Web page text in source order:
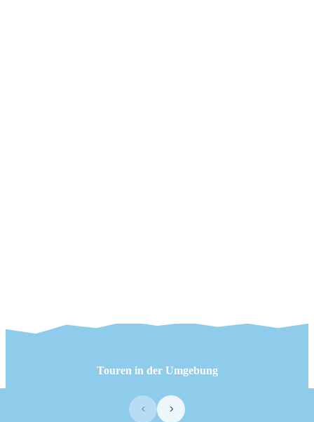
Touren in der Umgebung
‹ ›